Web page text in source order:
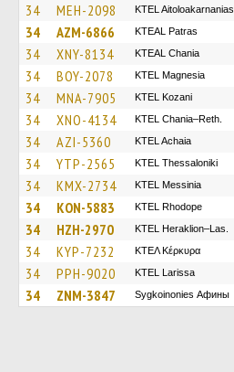
34 MEH-2098 KTEL Aitoloakarnanias
34 AZM-6866 KTEAL Patras
34 XNY-8134 KTEAL Chania
34 BOY-2078 ΚΤΕL Magnesia
34 MNA-7905 ΚΤΕL Kozani
34 XNO-4134 KTEL Chania–Reth.
34 AZI-5360 KTEL Achaia
34 YTP-2565 KTEL Thessaloniki
34 KMX-2734 KTEL Messinia
34 KON-5883 KTEL Rhodope
34 HZH-2970 KTEL Heraklion–Las.
34 KYP-7232 ΚΤΕΛ Κέρκυρα
34 PPH-9020 KTEL Larissa
34 ZNM-3847 Sygkoinonies Афины